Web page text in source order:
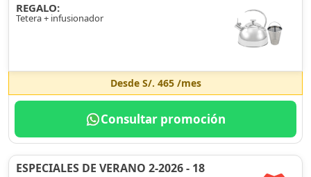
REGALO:
Tetera + infusionador
Desde S/. 465/mes
Consultar promoción
ESPECIALES DE VERANO 2-2026 - 18